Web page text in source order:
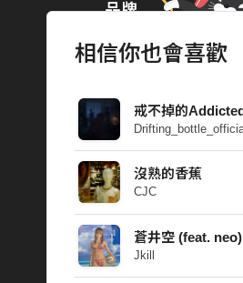
相信你也會喜歡
戒不掉的
沒熟的香蕉
CJC
蒼井空 (feat. neo)
Jkill
品牌
StreetVoice Awards 街
Blow 吹音樂
Packer 派歌
SimpleLife 簡單生活節
ParkPark Carnival
一起比 YEAH 吧